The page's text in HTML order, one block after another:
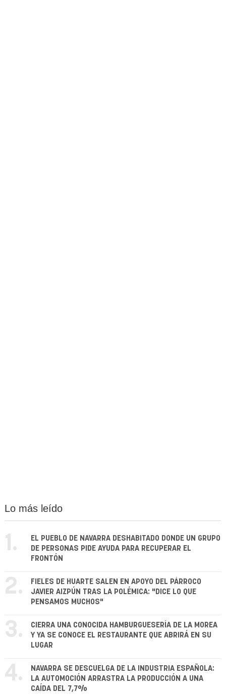
Lo más leído
1.
EL PUEBLO DE NAVARRA DESHABITADO DONDE UN GRUPO
DE PERSONAS PIDE AYUDA PARA RECUPERAR EL
FRONTÓN
2.
FIELES DE HUARTE SALEN EN APOYO DEL PÁRROCO
JAVIER AIZPÚN TRAS LA POLÉMICA: "DICE LO QUE
PENSAMOS MUCHOS"
3.
CIERRA UNA CONOCIDA HAMBURGUESERÍA DE LA MOREA
Y YA SE CONOCE EL RESTAURANTE QUE ABRIRÁ EN SU
LUGAR
4.
NAVARRA SE DESCUELGA DE LA INDUSTRIA ESPAÑOLA:
LA AUTOMOCIÓN ARRASTRA LA PRODUCCIÓN A UNA
CAÍDA DEL 7,7%